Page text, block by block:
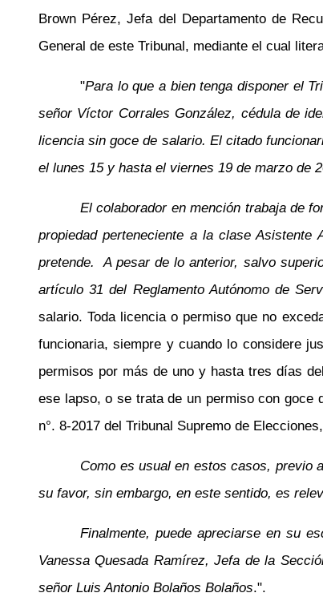
Brown Pérez, Jefa del Departamento de
General de este Tribunal, mediante el cual
"Para lo que a bien tenga disponer el
señor Víctor Corrales González, cédula de
licencia sin goce de salario. El citado
el lunes 15 y hasta el viernes 19 de marzo de
El colaborador en mención trabaja de
propiedad perteneciente a la clase
pretende.
A pesar de lo anterior, salvo
artículo 31 del Reglamento Autónomo de
salario. Toda licencia o permiso que no
funcionaria, siempre y cuando lo considere
permisos por más de uno y hasta tres días
ese lapso, o se trata de un permiso con goce
n°. 8-2017 del Tribunal Supremo de
Como es usual en estos casos, previo
su favor, sin embargo, en este sentido, es
Finalmente, puede apreciarse en su
Vanessa Quesada Ramírez, Jefa de la
señor Luis Antonio Bolaños Bolaños.".